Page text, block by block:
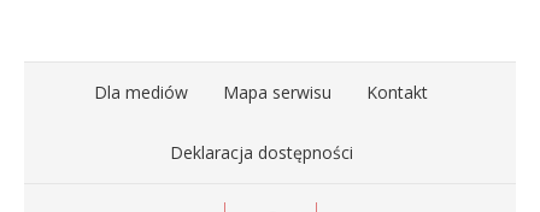
Dla mediów Mapa serwisu Kontakt
Deklaracja dostępności